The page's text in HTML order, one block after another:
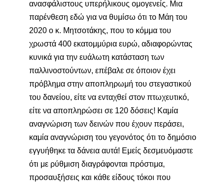
ανασφάλιστους υπερήλικους ομογενείς. Μια
παρένθεση εδώ για να θυμίσω ότι το Μάη του
2020 ο κ. Μητσοτάκης, που το κόμμα του
χρωστά 400 εκατομμύρια ευρώ, αδιαφορώντας
κυνικά για την ευάλωτη κατάσταση των
παλλινοστούντων, επέβαλε σε όποιον έχει
πρόβλημα στην αποπληρωμή του στεγαστικού
του δανείου, είτε να ενταχθεί στον πτωχευτικό,
είτε να αποπληρώσει σε 120 δόσεις! Καμία
αναγνώριση των δεινών που έχουν περάσει,
καμία αναγνώριση του γεγονότος ότι το δημόσιο
εγγυήθηκε τα δάνεια αυτά! Εμείς δεσμευόμαστε
ότι με ρύθμιση διαγράφονται πρόστιμα,
προσαυξήσεις και κάθε είδους τόκοι που